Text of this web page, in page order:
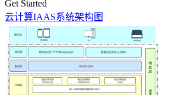
Get Started
云计算IAAS系统架构图